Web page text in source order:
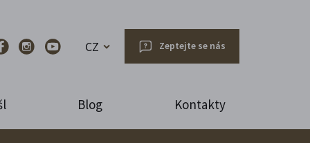
CZ Zeptejte se nás
Blog Kontakty